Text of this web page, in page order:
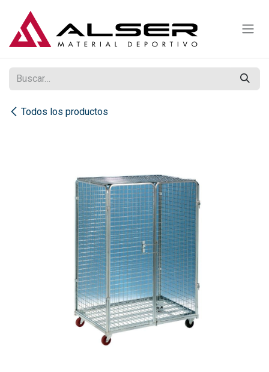
Todos los productos